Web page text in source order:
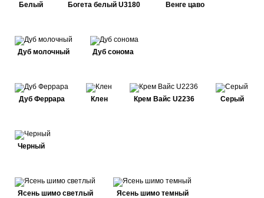
Белый Богета белый U3180 Венге цаво
Дуб молочный Дуб сонома
Дуб Феррара Клен Крем Вайс U2236 Серый
Черный
Ясень шимо светлый Ясень шимо темный